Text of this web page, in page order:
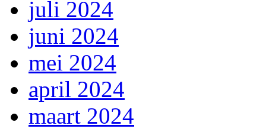
juli 2024
juni 2024
mei 2024
april 2024
maart 2024